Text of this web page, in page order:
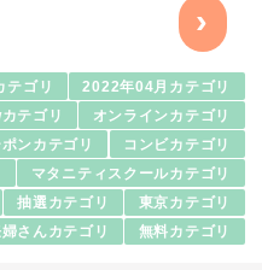
›
テゴリ 2022年04月カテゴリ
テゴリ オンラインカテゴリ
ンカテゴリ コンビカテゴリ
マタニティスクールカテゴリ
抽選カテゴリ 東京カテゴリ
さんカテゴリ 無料カテゴリ